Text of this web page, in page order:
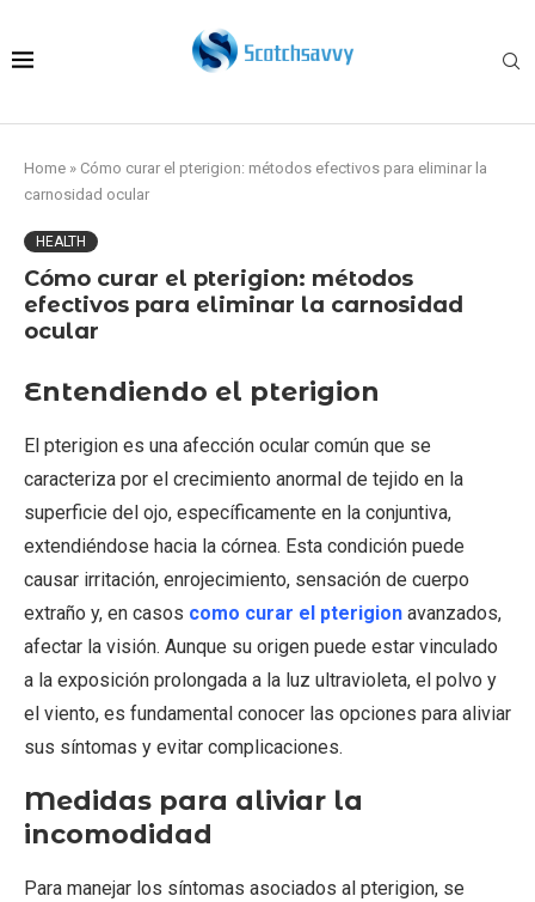
Home » Cómo curar el pterigion: métodos efectivos para eliminar la
carnosidad ocular
HEALTH
Cómo curar el pterigion: métodos
efectivos para eliminar la carnosidad
ocular
Entendiendo el pterigion
El pterigion es una afección ocular común que se
caracteriza por el crecimiento anormal de tejido en la
superficie del ojo, específicamente en la conjuntiva,
extendiéndose hacia la córnea. Esta condición puede
causar irritación, enrojecimiento, sensación de cuerpo
extraño y, en casos como curar el pterigion avanzados,
afectar la visión. Aunque su origen puede estar vinculado
a la exposición prolongada a la luz ultravioleta, el polvo y
el viento, es fundamental conocer las opciones para aliviar
sus síntomas y evitar complicaciones.
Medidas para aliviar la
incomodidad
Para manejar los síntomas asociados al pterigion, se